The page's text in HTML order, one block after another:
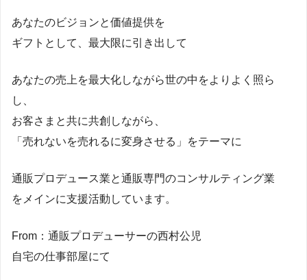
あなたのビジョンと価値提供を
ギフトとして、最大限に引き出して
あなたの売上を最大化しながら世の中をよりよく照ら
し、
お客さまと共に共創しながら、
「売れないを売れるに変身させる」をテーマに
通販プロデュース業と通販専門のコンサルティング業
をメインに支援活動しています。
From：通販プロデューサーの西村公児
自宅の仕事部屋にて